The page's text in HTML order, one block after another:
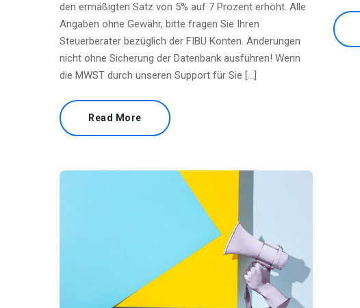
den ermäßigten Satz von 5% auf 7 Prozent erhöht. Alle
Angaben ohne Gewähr, bitte fragen Sie Ihren
Steuerberater bezüglich der FIBU Konten. Änderungen
nicht ohne Sicherung der Datenbank ausführen! Wenn
die MWST durch unseren Support für Sie […]
Read More